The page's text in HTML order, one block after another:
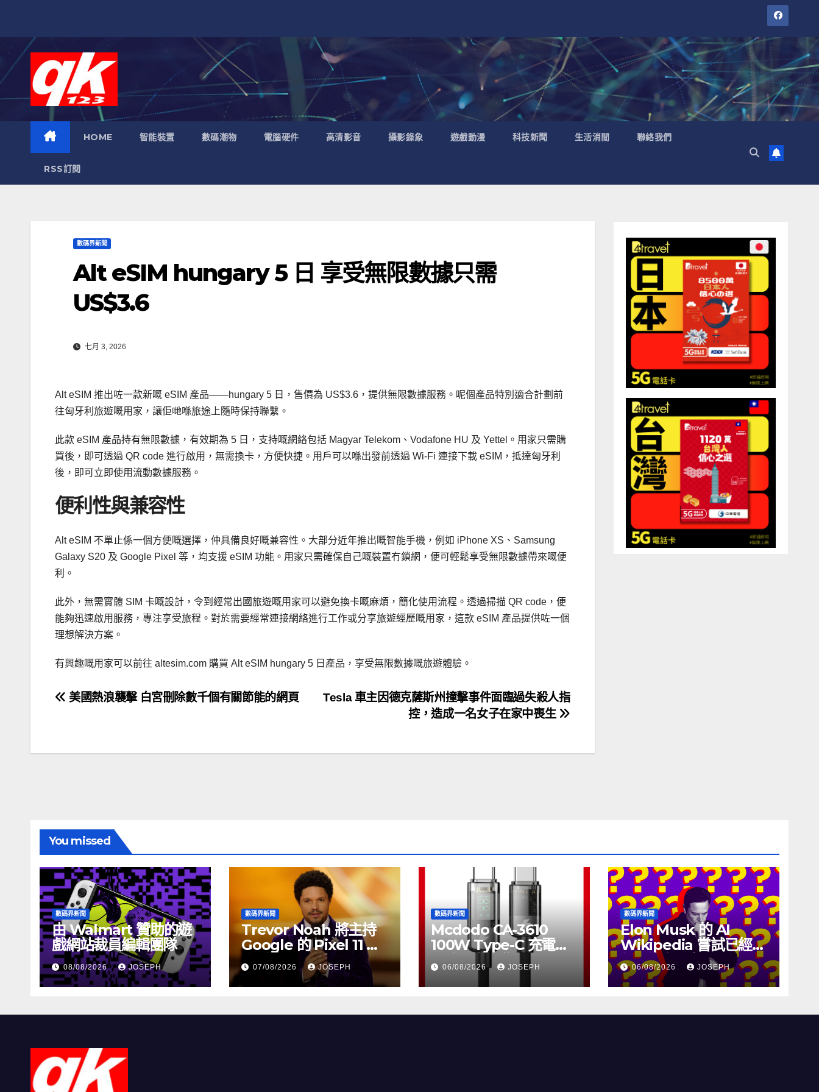
HOME 智能裝置 數碼潮物 電腦硬件 高清影音 攝影錄象 遊戲動漫 科技新聞 生活消閒 聯絡我們
RSS訂閱
數碼界新聞
Alt eSIM hungary 5 日 享受無限數據只需
US$3.6
七月 3, 2026
Alt eSIM 推出咗一款新嘅 eSIM 產品——hungary 5 日，售價為 US$3.6，提供無限數據服務。呢個產品特別適合計劃前
往匈牙利旅遊嘅用家，讓佢哋喺旅途上隨時保持聯繫。
此款 eSIM 產品持有無限數據，有效期為 5 日，支持嘅網絡包括 Magyar Telekom、Vodafone HU 及 Yettel。用家只需購
買後，即可透過 QR code 進行啟用，無需換卡，方便快捷。用戶可以喺出發前透過 Wi-Fi 連接下載 eSIM，抵達匈牙利
後，即可立即使用流動數據服務。
便利性與兼容性
Alt eSIM 不單止係一個方便嘅選擇，仲具備良好嘅兼容性。大部分近年推出嘅智能手機，例如 iPhone XS、Samsung
Galaxy S20 及 Google Pixel 等，均支援 eSIM 功能。用家只需確保自己嘅裝置冇鎖網，便可輕鬆享受無限數據帶來嘅便
利。
此外，無需實體 SIM 卡嘅設計，令到經常出國旅遊嘅用家可以避免換卡嘅麻煩，簡化使用流程。透過掃描 QR code，便
能夠迅速啟用服務，專注享受旅程。對於需要經常連接網絡進行工作或分享旅遊經歷嘅用家，這款 eSIM 產品提供咗一個
理想解決方案。
有興趣嘅用家可以前往 altesim.com 購買 Alt eSIM hungary 5 日產品，享受無限數據嘅旅遊體驗。
文
導
Tesla 車主因德克薩斯州撞擊事件面臨過失殺人指
控，造成一名女子在家中喪生
美國熱浪襲擊 白宮刪除數千個有關節能的網頁
You missed
數碼界新聞
由 Walmart 贊助的遊
戲網站裁員編輯團隊
08/08/2026 JOSEPH
數碼界新聞
Trevor Noah 將主持
Google 的 Pixel 11 推
介活動
07/08/2026 JOSEPH
數碼界新聞
Mcdodo CA-3610
100W Type-C 充電線
正式上市，售價
HK$115
06/08/2026 JOSEPH
數碼界新聞
Elon Musk 的 AI
Wikipedia 嘗試已經幾
個月沒有更新了
06/08/2026 JOSEPH